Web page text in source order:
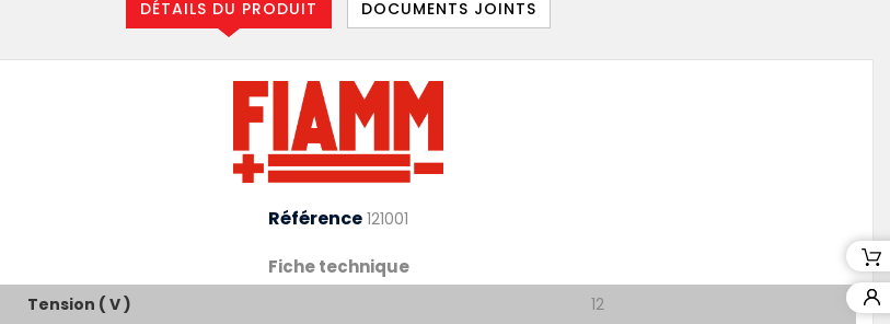
DÉTAILS DU PRODUIT DOCUMENTS JOINTS
Référence 121001
Fiche technique
Tension ( V )
12